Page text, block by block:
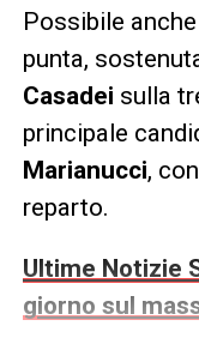
Possibile
punta,
Casadei sulla
principale
Marianucci, con
reparto.
Ultime Notizie
giorno sul